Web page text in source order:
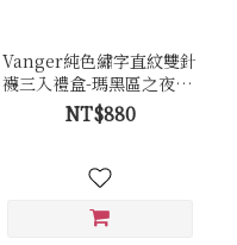
Vanger純色繡字直紋雙針
襪三入禮盒-瑪黑區之夜-酒
紅琉光
NT$880